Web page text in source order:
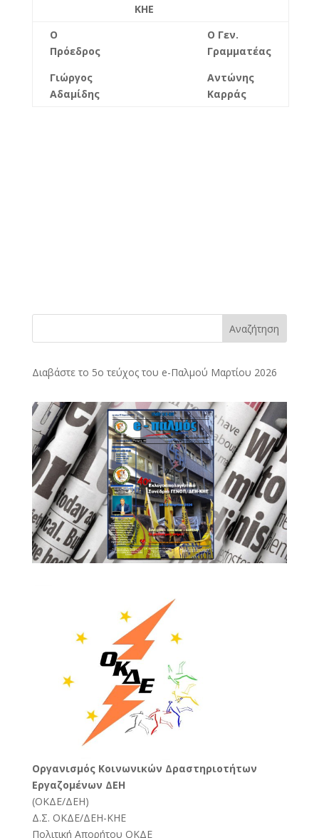
ΚΗΕ
Ο
Πρόεδρος
Γιώργος
Αδαμίδης
Ο Γεν.
Γραμματέας
Αντώνης
Καρράς
Αναζήτηση
Διαβάστε το 5ο τεύχος του e-Παλμού Μαρτίου 2026
Oργανισμός Κοινωνικών Δραστηριοτήτων
Εργαζομένων ΔΕΗ
(ΟΚΔΕ/ΔΕΗ)
Δ.Σ. ΟΚΔΕ/ΔΕΗ-ΚΗΕ
Πολιτική Απορήτου ΟΚΔΕ